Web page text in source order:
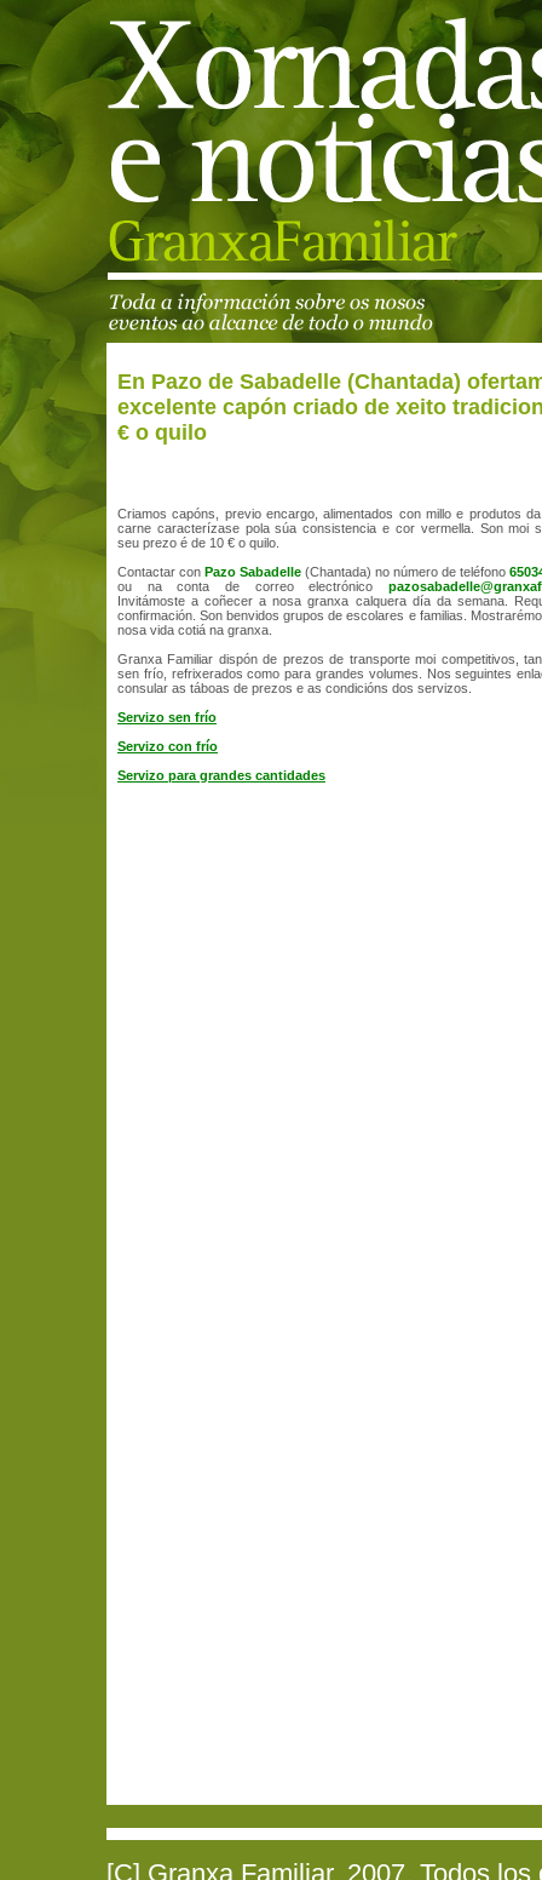
En Pazo de Sabadelle (Chantada)
excelente capón criado de xeito
€ o quilo
Criamos capóns, previo encargo, alimentados con millo e produtos
carne caracterízase pola súa consistencia e cor vermella. Son moi
seu prezo é de 10 € o quilo.
Contactar con Pazo Sabadelle (Chantada) no número de teléfono
ou na conta de correo electrónico
Invitámoste a coñecer a nosa granxa calquera día da semana.
confirmación. Son benvidos grupos de escolares e familias.
nosa vida cotiá na granxa.
Granxa Familiar dispón de prezos de transporte moi competitivos,
sen frío, refrixerados como para grandes volumes. Nos seguintes
consular as táboas de prezos e as condicións dos servizos.
Servizo sen frío
Servizo con frío
Servizo para grandes cantidades
[C] Granxa Familiar. 2007. Todos